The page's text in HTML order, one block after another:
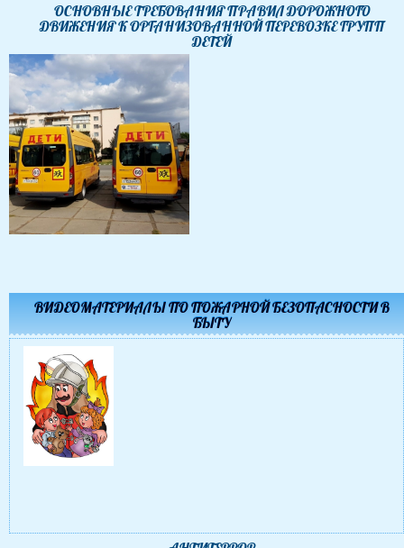
ОСНОВНЫЕ ТРЕБОВАНИЯ ПРАВИЛ ДОРОЖНОГО
ДВИЖЕНИЯ К ОРГАНИЗОВАННОЙ ПЕРЕВОЗКЕ ГРУПП
ДЕТЕЙ
ВИДЕОМАТЕРИАЛЫ ПО ПОЖАРНОЙ БЕЗОПАСНОСТИ В
БЫТУ